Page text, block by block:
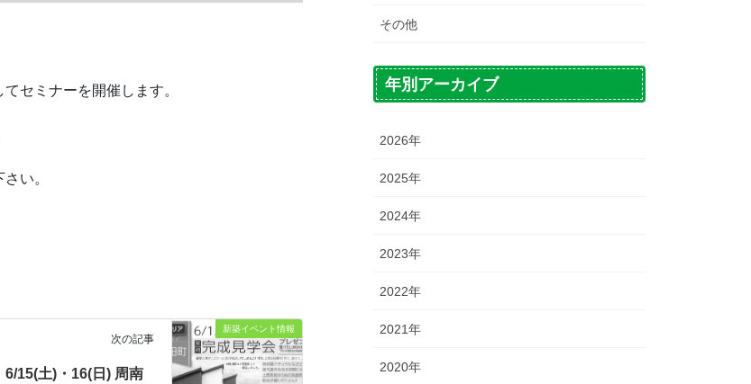
てセミナーを開催します。
い。
新築イベント情報
次の記事
6/15(土)・16(日) 周南
その他
年別アーカイブ
2026年
2025年
2024年
2023年
2022年
2021年
2020年